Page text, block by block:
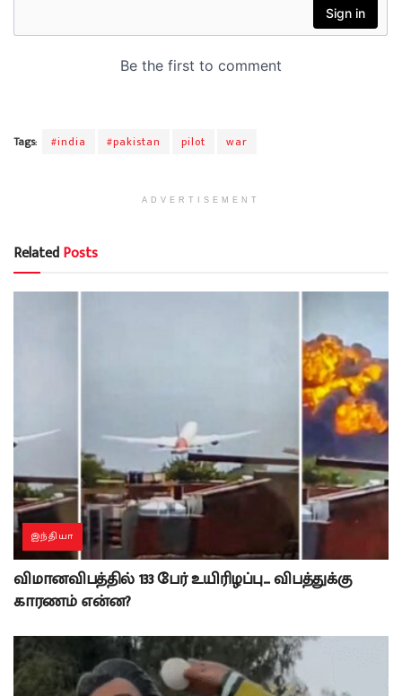
Tags: #india #pakistan pilot war
ADVERTISEMENT
RelatedPosts
இந்தியா
விமானவிபத்தில் 133 பேர் உயிரிழப்பு… விபத்துக்கு
காரணம் என்ன?